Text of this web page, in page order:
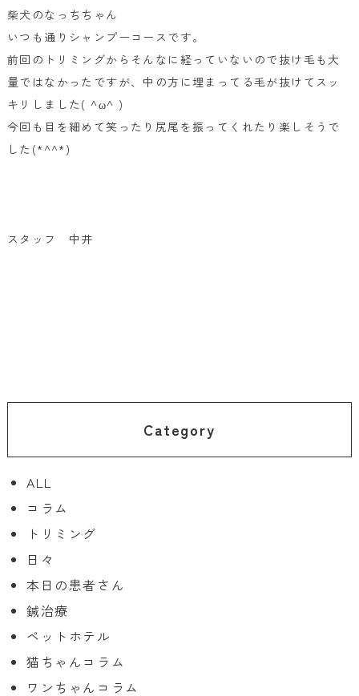
Category
ALL
コラム
トリミング
日々
本日の患者さん
鍼治療
ペットホテル
猫ちゃんコラム
ワンちゃんコラム
柴犬のなっちちゃん
いつも通りシャンプーコースです。
前回のトリミングからそんなに経っていないので抜け毛も大
量ではなかったですが、中の方に埋まってる毛が抜けてスッ
キリしました( ^ω^ )
今回も目を細めて笑ったり尻尾を振ってくれたり楽しそうで
した(*^^*)
スタッフ 中井